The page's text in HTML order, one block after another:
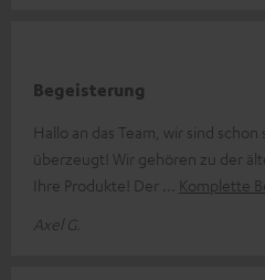
Begeisterung
Hallo an das Team, wir sind
überzeugt! Wir gehören zu der
Ihre Produkte! Der
Komplette
Axel G.